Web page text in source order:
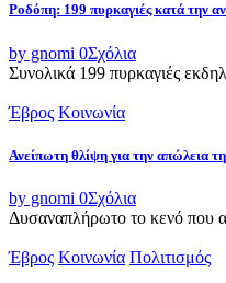
Ροδόπη: 199 πυρκαγιές κατά την
by gnomi 0Σχόλια
Συνολικά 199 πυρκαγιές
Έβρος Κοινωνία
Ανείπωτη θλίψη για την απώλεια
by gnomi 0Σχόλια
Δυσαναπλήρωτο το κενό που
Έβρος Κοινωνία Πολιτισμός